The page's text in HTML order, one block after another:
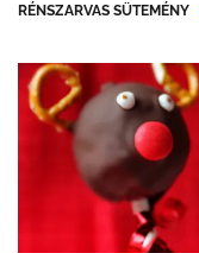
RÉNSZARVAS SÜTEMÉNY